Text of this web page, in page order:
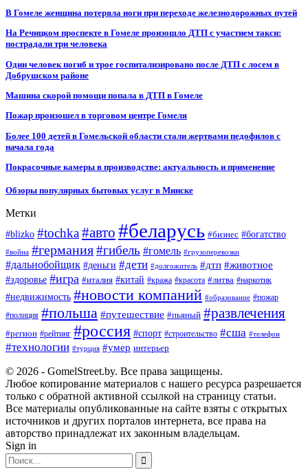
В Гомеле женщина потеряла ноги при переходе железнодорожных путей
На Речицком проспекте в Гомеле произошло ДТП с участием такси:
пострадали три человека
Один человек погиб и трое госпитализировано после ДТП с лосем в
Добрушском районе
Машина скорой помощи попала в ДТП в Гомеле
Пожар произошел в торговом центре Гомеля
Более 100 детей в Гомельской области стали жертвами педофилов с
начала года
Покрасочные камеры в производстве: актуальность и применение
Обзоры популярных бытовых услуг в Минске
Метки
#blizko #tochka#авто #беларусь #бизнес #богатство
#война #германия#гибель #гомель #грузоперевозки
#дальнобойщик #деньги #дети #долгожитель #дтп #животное
#здоровье #игра #италия #китай #кража #красота #литва #наркотик
#недвижимость #новости компаний #образование #пожар
#полиция #польша #путешествие #пьяный #развлечения
#регион #рейтинг #россия #спорт #строительство #сша #телефон
#технологии #турция #умер интерьер
© 2026 - GomelStreet.by. Все права защищены.
Любое копирование материалов с нашего ресурса разрешается
только с обратной активной ссылкой на страницу статьи.
Все материалы опубликованные на сайте взяты с открытых
источников и других порталов интернета, все права на
авторство принадлежат их законным владельцам.
Sign in